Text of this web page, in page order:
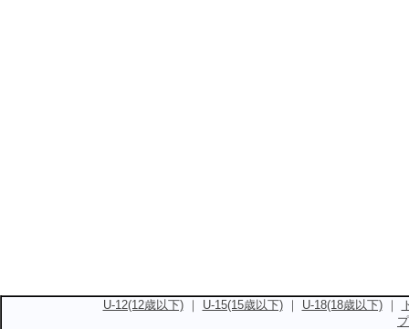
U-12(12歳以下)｜ U-15(15歳以下)｜ U-18(18歳以下)｜